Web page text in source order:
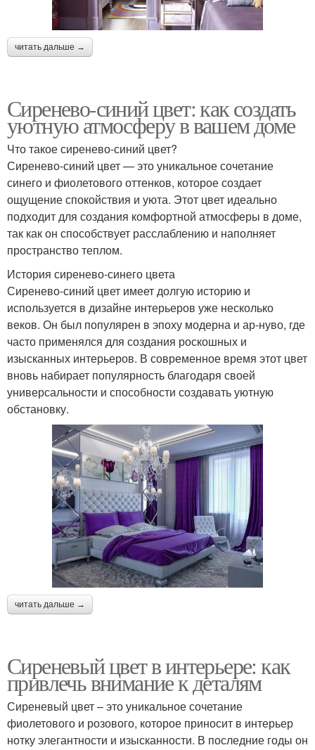
читать дальше →
Сиренево-синий цвет: как создать
уютную атмосферу в вашем доме
Что такое сиренево-синий цвет?
Сиренево-синий цвет — это уникальное сочетание
синего и фиолетового оттенков, которое создает
ощущение спокойствия и уюта. Этот цвет идеально
подходит для создания комфортной атмосферы в доме,
так как он способствует расслаблению и наполняет
пространство теплом.
История сиренево-синего цвета
Сиренево-синий цвет имеет долгую историю и
используется в дизайне интерьеров уже несколько
веков. Он был популярен в эпоху модерна и ар-нуво, где
часто применялся для создания роскошных и
изысканных интерьеров. В современное время этот цвет
вновь набирает популярность благодаря своей
универсальности и способности создавать уютную
обстановку.
читать дальше →
Сиреневый цвет в интерьере: как
привлечь внимание к деталям
Сиреневый цвет – это уникальное сочетание
фиолетового и розового, которое приносит в интерьер
нотку элегантности и изысканности. В последние годы он